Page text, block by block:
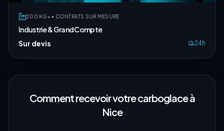
200 KG+ • CONTRATS SUR MESURE
Industrie & Grand Compte
Sur devis
24h
Comment recevoir votre carboglace à
Nice